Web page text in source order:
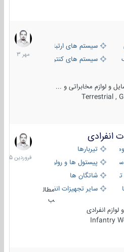
سیستم های ارتباطی و جمع آوری
سیستم های کنترل آتش و تجهیزات
و لوازم مخابراتی و ...
Terrestrial ,
1
مهر
1403
تیربارها
پیستول ها و رولورها
شاتگان ها
سایر تجهیزات انفرادی
مطال
ب
انفرادی
Infantry
17
فروردین
1405